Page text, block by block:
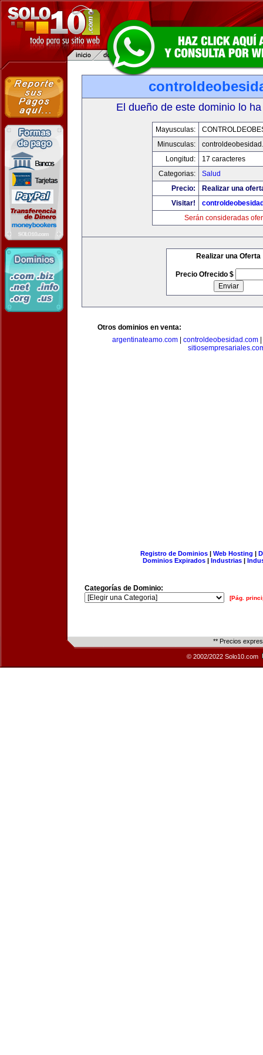
El dueño de este dominio lo
Mayusculas:
Minusculas:
Longitud:
17 caracteres
Categorias:
Salud
Precio:
Realizar una
Visitar!
Serán consideradas
Realizar una Oferta
Precio Ofrecido $
Otros dominios en venta:
argentinateamo.com| controldeobesidad.com|
Registro de Dominios| Web Hosting |
Dominios Expirados | Industrias |
Categorías de Dominio:
[Pág.
** Precios
© 2002/2022 Solo10.com